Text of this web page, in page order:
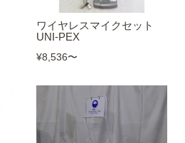
ワイヤレスマイクセット
UNI-PEX
¥8,536〜